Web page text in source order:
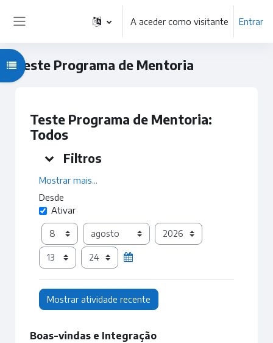
A aceder como visitante Entrar
Teste Programa de Mentoria
Abrir índice da disciplina
Teste Programa de Mentoria:
Todos
Filtros
FiltrosFiltros
Mostrar mais…
Desde
Desde
Ativar
Dia
Mês Ano
Hora Minuto
Boas-vindas e Integração